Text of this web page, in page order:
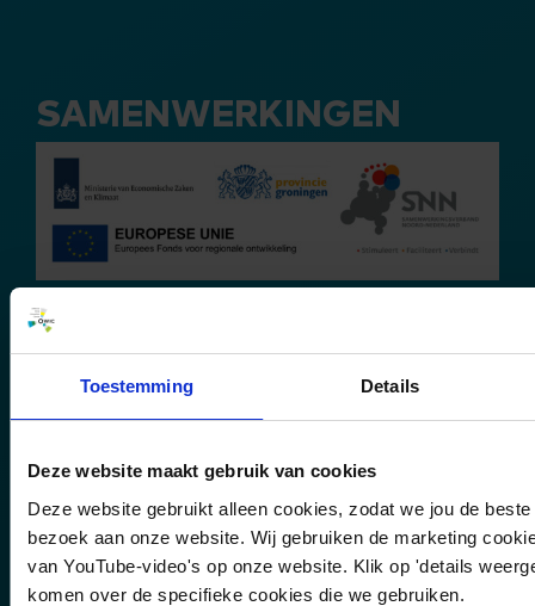
Toestemming Details
Deze website maakt gebruik van cookies
Deze website gebruikt alleen cookies, zodat we jou de
bezoek aan onze website. Wij gebruiken de marketing
van YouTube-video's op onze website. Klik op 'details
komen over de specifieke cookies die we gebruiken.
SAMENWERKINGEN
OWIC
Over ons
Faciliteiten
Projecten
Rapporten & publicaties